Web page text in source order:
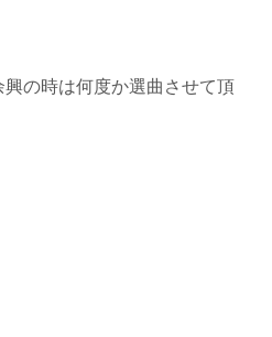
の時は何度か選曲させて頂